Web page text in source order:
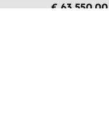
€63 550.00